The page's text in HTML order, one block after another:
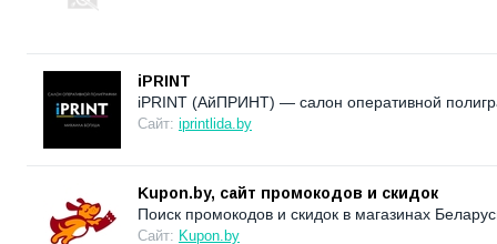
iPRINT
iPRINT (АйПРИНТ) — салон оперативной
Сайт: iprintlida.by
Kupon.by, сайт промокодов и скидок
Поиск промокодов и скидок в магазинах
Сайт: Kupon.by